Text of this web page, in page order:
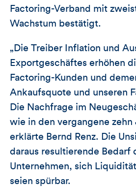
Factoring-Verband mit
Wachstum bestätigt.
„Die Treiber Inflation und
Exportgeschäftes erhöhen
Factoring-Kunden und
Ankaufsquote und unseren
Die Nachfrage im
wie in den vergangene zehn
erklärte Bernd Renz. Die
daraus resultierende Bedarf
Unternehmen, sich
seien spürbar.